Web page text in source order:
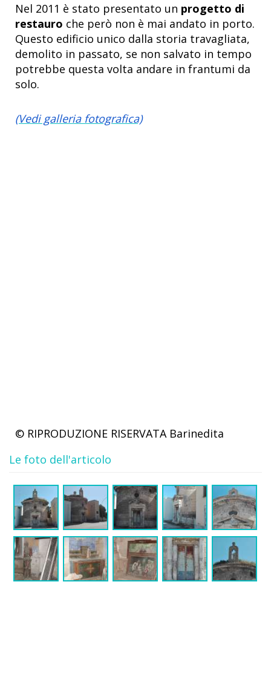
Nel 2011 è stato presentato un progetto di
restauro che però non è mai andato in porto.
Questo edificio unico dalla storia travagliata,
demolito in passato, se non salvato in tempo
potrebbe questa volta andare in frantumi da
solo.
(Vedi galleria fotografica)
© RIPRODUZIONE RISERVATA Barinedita
Le foto dell'articolo